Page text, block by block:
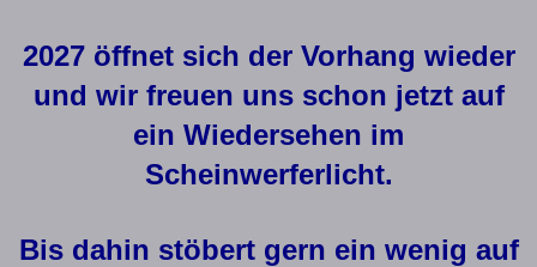
2027 öffnet sich der Vorhang wieder
und wir freuen uns schon jetzt auf
ein Wiedersehen im
Scheinwerferlicht.
Bis dahin stöbert gern ein wenig auf